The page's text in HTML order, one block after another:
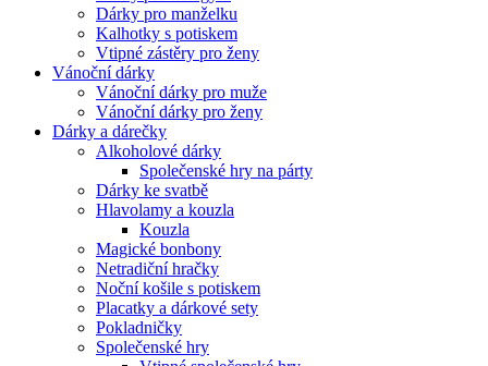
Dárky pro manželku
Kalhotky s potiskem
Vtipné zástěry pro ženy
Vánoční dárky
Vánoční dárky pro muže
Vánoční dárky pro ženy
Dárky a dárečky
Alkoholové dárky
Společenské hry na párty
Dárky ke svatbě
Hlavolamy a kouzla
Kouzla
Magické bonbony
Netradiční hračky
Noční košile s potiskem
Placatky a dárkové sety
Pokladničky
Společenské hry